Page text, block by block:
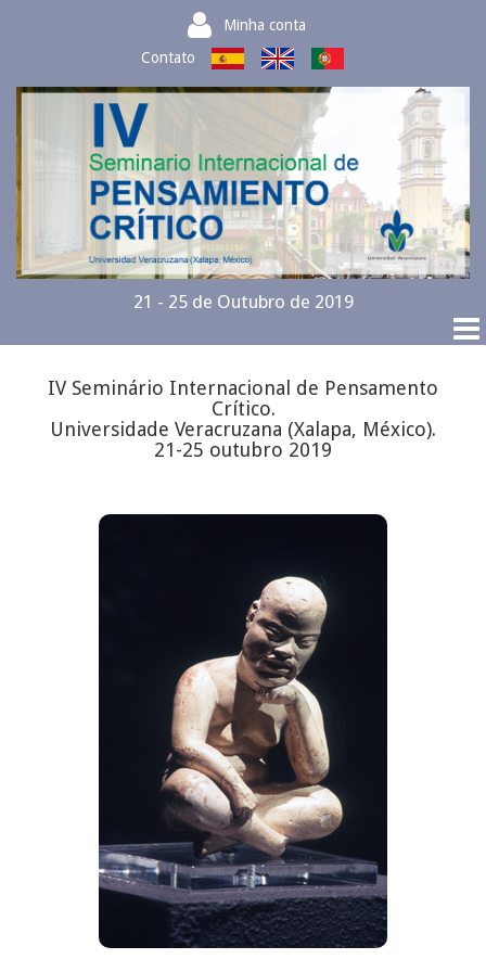
Minha conta
Contato
21 - 25 de Outubro de 2019
IV Seminário Internacional de Pensamento
Crítico.
Universidade Veracruzana (Xalapa, México).
21-25 outubro 2019